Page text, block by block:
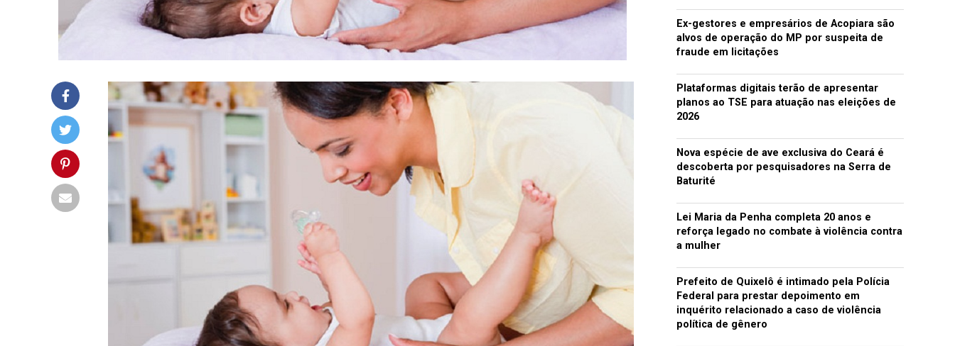
Ex-gestores e empresários de Acopiara são
alvos de operação do MP por suspeita de
fraude em licitações
Plataformas digitais terão de apresentar
planos ao TSE para atuação nas eleições de
2026
Nova espécie de ave exclusiva do Ceará é
descoberta por pesquisadores na Serra de
Baturité
Lei Maria da Penha completa 20 anos e
reforça legado no combate à violência contra
a mulher
Prefeito de Quixelô é intimado pela Polícia
Federal para prestar depoimento em
inquérito relacionado a caso de violência
política de gênero